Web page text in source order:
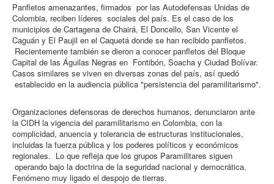
Panfletos amenazantes, firmados por las Autodefensas Unidas de
Colombia, reciben líderes sociales del país. Es el caso de los
municipios de Cartagena de Chairá, El Doncello, San Vicente el
Caguán y El Paujil en el Caquetá donde se han recibido panfletos.
Recientemente también se dieron a conocer panfletos del Bloque
Capital de las Águilas Negras en Fontibón, Soacha y Ciudad Bolívar.
Casos similares se viven en diversas zonas del país, así quedó
establecido en la audiencia pública "persistencia del paramilitarismo".
Organizaciones defensoras de derechos humanos, denunciaron ante
la CIDH la vigencia del paramilitarismo en Colombia, con la
complicidad, anuencia y tolerancia de estructuras institucionales,
incluidas la fuerza pública y los poderes políticos y económicos
regionales. Lo que refleja que los grupos Paramilitares siguen
operando bajo la doctrina de la seguridad nacional y democrática.
Fenómeno muy ligado el despojo de tierras.